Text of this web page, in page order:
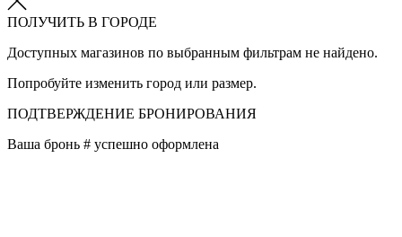
ПОЛУЧИТЬ В ГОРОДЕ
Доступных магазинов по выбранным фильтрам не найдено.
Попробуйте изменить город или размер.
ПОДТВЕРЖДЕНИЕ БРОНИРОВАНИЯ
Ваша бронь # успешно оформлена